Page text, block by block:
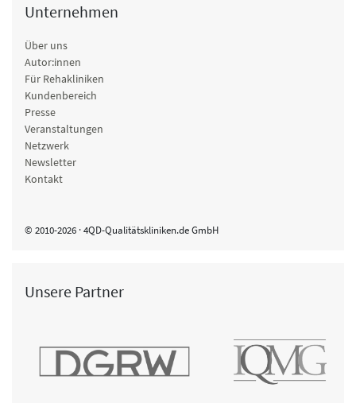
Unternehmen
Über uns
Autor:innen
Für Rehakliniken
Kundenbereich
Presse
Veranstaltungen
Netzwerk
Newsletter
Kontakt
© 2010-2026 · 4QD-Qualitätskliniken.de GmbH
Unsere Partner